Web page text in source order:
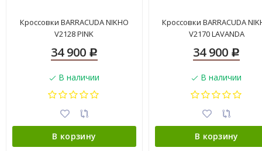
Кроссовки BARRACUDA NIKHO
V2128 PINK
34 900 Р
В наличии
В корзину
Кроссовки BARRACUDA
V2170 LAVANDA
34 900 Р
В наличии
В корзину